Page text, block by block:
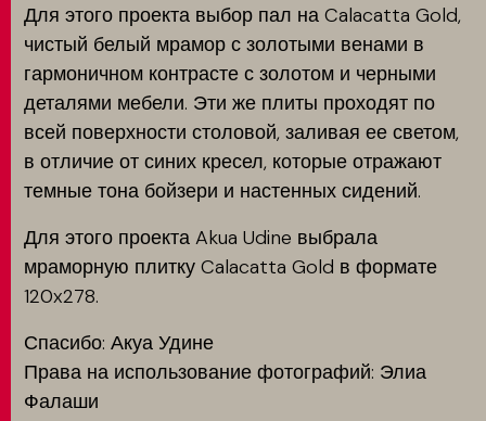
Для этого проекта выбор пал на Calacatta Gold,
чистый белый мрамор с золотыми венами в
гармоничном контрасте с золотом и черными
деталями мебели. Эти же плиты проходят по
всей поверхности столовой, заливая ее светом,
в отличие от синих кресел, которые отражают
темные тона бойзери и настенных сидений.
Для этого проекта Akua Udine выбрала
мраморную плитку Calacatta Gold в формате
120x278.
Спасибо: Акуа Удине
Права на использование фотографий: Элиа
Фалаши